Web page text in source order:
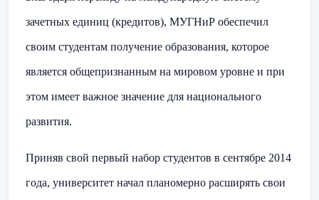
зачетных единиц (кредитов), МУГНиР обеспечил
своим студентам получение образования, которое
является общепризнанным на мировом уровне и при
этом имеет важное значение для национального
развития.
Приняв свой первый набор студентов в сентябре 2014
года, университет начал планомерно расширять свои